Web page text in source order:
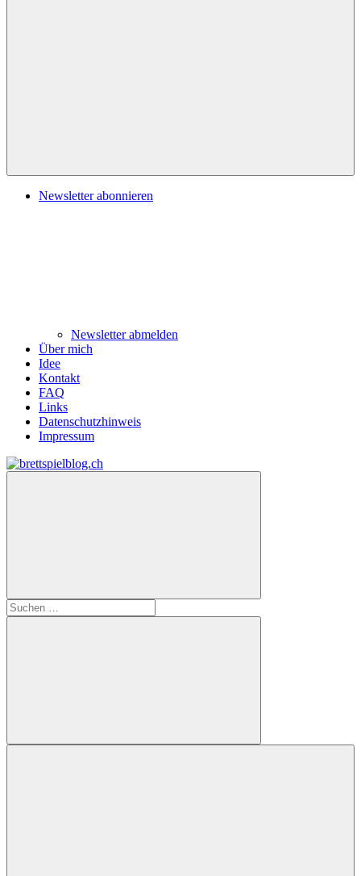
Newsletter abonnieren
Newsletter abmelden
Über mich
Idee
Kontakt
FAQ
Links
Datenschutzhinweis
Impressum
Zum
Inhalt
Suchen
nach:
Suchen